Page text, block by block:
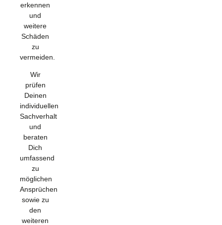
erkennen
und
weitere
Schäden
zu
vermeiden.
Wir
prüfen
Deinen
individuellen
Sachverhalt
und
beraten
Dich
umfassend
zu
möglichen
Ansprüchen
sowie zu
den
weiteren